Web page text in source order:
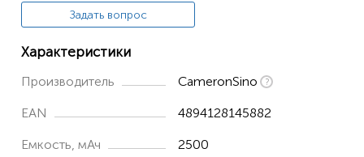
CARDINALHEALTH
Alaris GH
Задать вопрос
Характеристики
Производитель CameronSino
EAN 4894128145882
Емкость, мАч 2500